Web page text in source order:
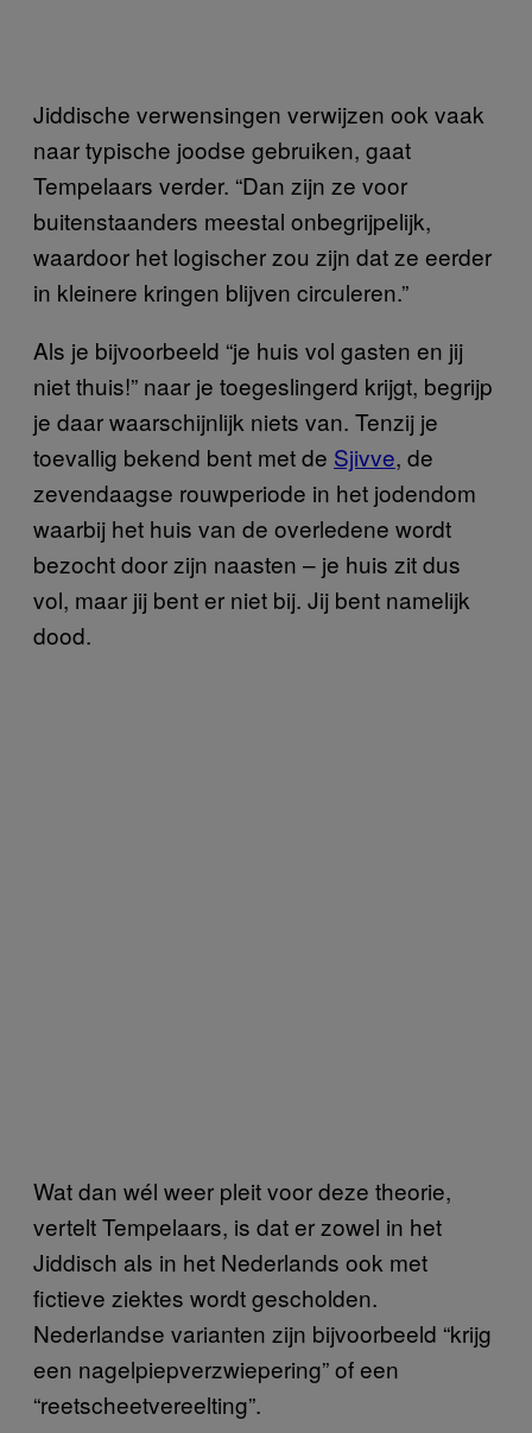
Jiddische verwensingen verwijzen ook vaak
naar typische joodse gebruiken, gaat
Tempelaars verder. “Dan zijn ze voor
buitenstaanders meestal onbegrijpelijk,
waardoor het logischer zou zijn dat ze eerder
in kleinere kringen blijven circuleren.”
Als je bijvoorbeeld “je huis vol gasten en jij
niet thuis!” naar je toegeslingerd krijgt, begrijp
je daar waarschijnlijk niets van. Tenzij je
toevallig bekend bent met de Sjivve, de
zevendaagse rouwperiode in het jodendom
waarbij het huis van de overledene wordt
bezocht door zijn naasten – je huis zit dus
vol, maar jij bent er niet bij. Jij bent namelijk
dood.
Wat dan wél weer pleit voor deze theorie,
vertelt Tempelaars, is dat er zowel in het
Jiddisch als in het Nederlands ook met
fictieve ziektes wordt gescholden.
Nederlandse varianten zijn bijvoorbeeld “krijg
een nagelpiepverzwiepering” of een
“reetscheetvereelting”.